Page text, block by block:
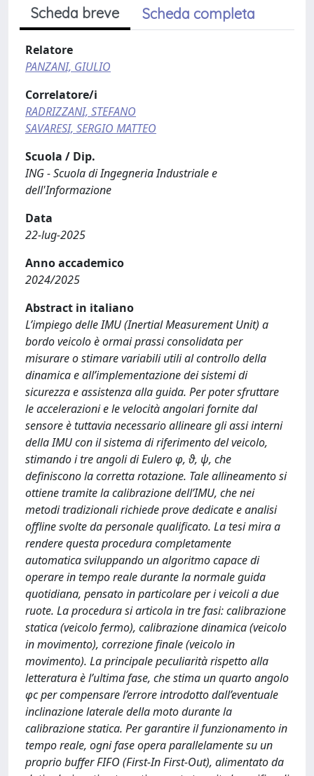
Scheda breve Scheda completa
Relatore
PANZANI, GIULIO
Correlatore/i
RADRIZZANI, STEFANO
SAVARESI, SERGIO MATTEO
Scuola / Dip.
ING - Scuola di Ingegneria Industriale e
dell'Informazione
Data
22-lug-2025
Anno accademico
2024/2025
Abstract in italiano
L’impiego delle IMU (Inertial Measurement Unit) a
bordo veicolo è ormai prassi consolidata per
misurare o stimare variabili utili al controllo della
dinamica e all’implementazione dei sistemi di
sicurezza e assistenza alla guida. Per poter sfruttare
le accelerazioni e le velocità angolari fornite dal
sensore è tuttavia necessario allineare gli assi interni
della IMU con il sistema di riferimento del veicolo,
stimando i tre angoli di Eulero φ, ϑ, ψ, che
definiscono la corretta rotazione. Tale allineamento si
ottiene tramite la calibrazione dell’IMU, che nei
metodi tradizionali richiede prove dedicate e analisi
offline svolte da personale qualificato. La tesi mira a
rendere questa procedura completamente
automatica sviluppando un algoritmo capace di
operare in tempo reale durante la normale guida
quotidiana, pensato in particolare per i veicoli a due
ruote. La procedura si articola in tre fasi: calibrazione
statica (veicolo fermo), calibrazione dinamica (veicolo
in movimento), correzione finale (veicolo in
movimento). La principale peculiarità rispetto alla
letteratura è l’ultima fase, che stima un quarto angolo
φc per compensare l’errore introdotto dall’eventuale
inclinazione laterale della moto durante la
calibrazione statica. Per garantire il funzionamento in
tempo reale, ogni fase opera parallelamente su un
proprio buffer FIFO (First-In First-Out), alimentato da